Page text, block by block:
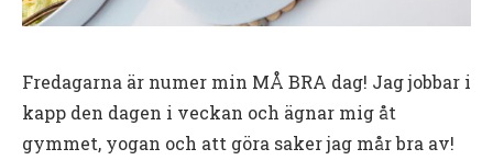
Fredagarna är numer min MÅ BRA dag! Jag jobbar i
kapp den dagen i veckan och ägnar mig åt
gymmet, yogan och att göra saker jag mår bra av!